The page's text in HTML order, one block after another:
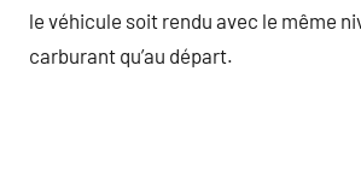
le véhicule soit rendu avec le même
carburant qu’au départ.